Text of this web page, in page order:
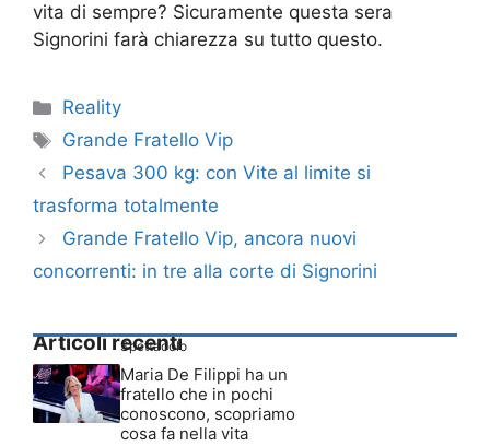
vita di sempre? Sicuramente questa sera
Signorini farà chiarezza su tutto questo.
Categorie
Reality
Tag
Grande Fratello Vip
Pesava 300 kg: con Vite al limite si
trasforma totalmente
Grande Fratello Vip, ancora nuovi
concorrenti: in tre alla corte di Signorini
Articoli recenti
Spettacolo
Maria De Filippi ha un
fratello che in pochi
conoscono, scopriamo
cosa fa nella vita